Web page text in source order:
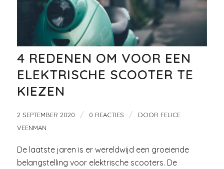
4 REDENEN OM VOOR EEN
ELEKTRISCHE SCOOTER TE
KIEZEN
2 SEPTEMBER 2020 / 0 REACTIES / DOOR FELICE
VEENMAN
De laatste jaren is er wereldwijd een groeiende
belangstelling voor elektrische scooters. De